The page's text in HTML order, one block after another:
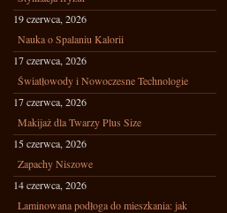
19 czerwca, 2026
Nauka o Spalaniu Kalorii
17 czerwca, 2026
Światłowody i Nowoczesne Technologie
17 czerwca, 2026
Makijaż dla Twarzy Plus Size
15 czerwca, 2026
Zapachy Niszowe
14 czerwca, 2026
Laminowana podłoga do mieszkania: jak